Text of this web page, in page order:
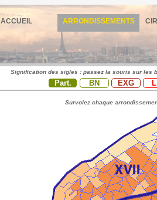
ACCUEIL ARRONDISSEMENTS
Signification des sigles : passez la souris sur les
Part. BN EXG
Survolez chaque